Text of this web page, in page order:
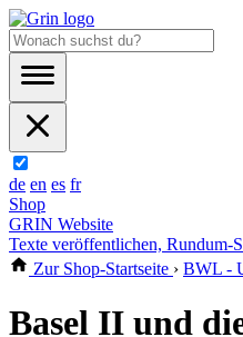
de en es fr
Shop
GRIN Website
Texte veröffentlichen, Rundum-
Zur Shop-Startseite › BWL -
Basel II und